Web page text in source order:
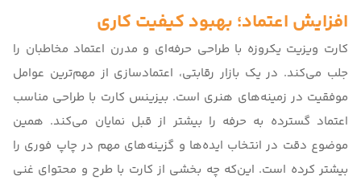
افزایش اعتماد؛ بهبود کیفیت کاری
کارت ویزیت یکروزه با طراحی حرفه‌ای و مدرن اعتماد مخاطبان را
جلب می‌کند. در یک بازار رقابتی، اعتمادسازی از مهم‌ترین عوامل
موفقیت در زمینه‌های هنری است. بیزینس کارت با طراحی مناسب
اعتماد گسترده به حرفه را بیشتر از قبل نمایان می‌کند. همین
موضوع دقت در انتخاب ایده‌ها و گزینه‌های مهم در چاپ فوری را
بیشتر کرده است. این‌که چه بخشی از کارت با طرح و محتوای غنی